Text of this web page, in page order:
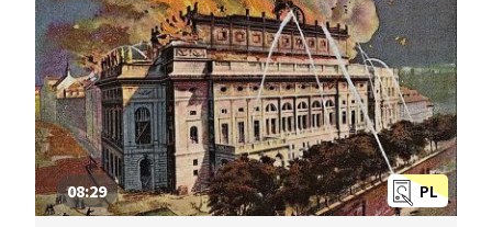
jak bylo propojeno se začínajícím divadlem Ypsilon
a jak se z něj skrze tvůrčí osobnosti stal fenomén.
Video je doplněno o záběry z vybraných
divadelních her i dobové plakáty.
PL
08:29